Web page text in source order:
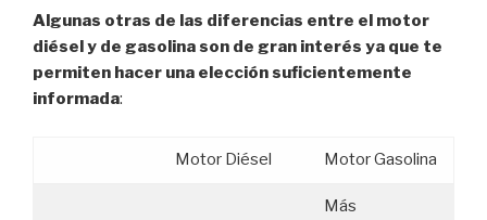
Algunas otras de las diferencias entre el motor
diésel y de gasolina son de gran interés ya que te
permiten hacer una elección suficientemente
informada:
Motor Diésel Motor Gasolina
Más